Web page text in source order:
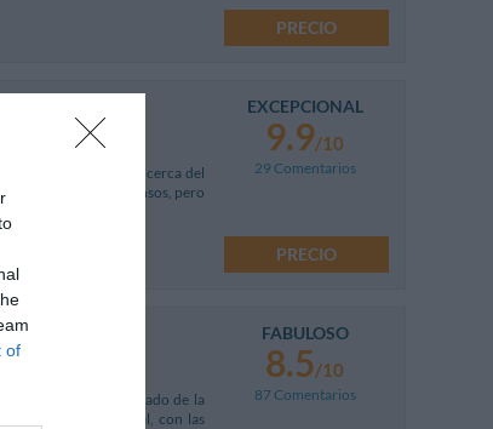
of
PRECIO
el corazón de Milán, cerca del
luces de colores intensos, pero
EXCEPCIONAL
9.9/10
29 Comentarios
PRECIO
Buenos Aires, al lado de la
la Estación Central, con las
FABULOSO
8.5/10
87 Comentarios